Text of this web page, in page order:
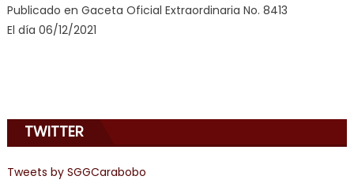
Publicado en Gaceta Oficial Extraordinaria No. 8413
El día 06/12/2021
TWITTER
Tweets by SGGCarabobo